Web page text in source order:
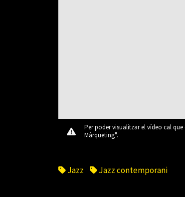
Per poder visualitzar el vídeo cal
Màrqueting".
Jazz Jazz contemporani